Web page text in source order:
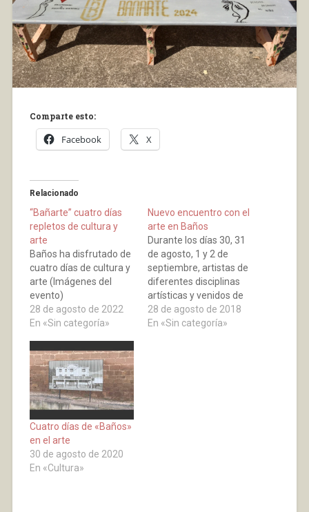
Comparte esto:
Facebook X
Relacionado
“Bañarte” cuatro días
repletos de cultura y
arte
Baños ha disfrutado de
cuatro días de cultura y
arte (Imágenes del
evento)
28 de agosto de 2022
En «Sin categoría»
Nuevo encuentro con el
arte en Baños
Durante los días 30, 31
de agosto, 1 y 2 de
septiembre, artistas de
diferentes disciplinas
artísticas y venidos de
diversos lugares,
trabajarán, convivirán y
28 de agosto de 2018
En «Sin categoría»
Cuatro días de «Baños»
en el arte
30 de agosto de 2020
En «Cultura»